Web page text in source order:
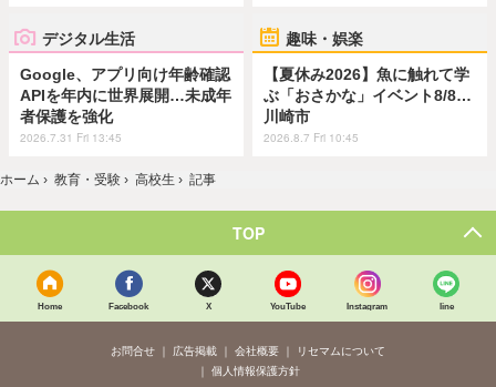
デジタル生活
Google、アプリ向け年齢確認
APIを年内に世界展開…未成年
者保護を強化
2026.7.31 Fri 13:45
趣味・娯楽
【夏休み2026】魚に触れて学
ぶ「おさかな」イベント8/8…
川崎市
2026.8.7 Fri 10:45
ホーム › 教育・受験 › 高校生 › 記事
TOP
Home Facebook X YouTube Instagram line
お問合せ 広告掲載 会社概要
リセマムについて
個人情報保護方針